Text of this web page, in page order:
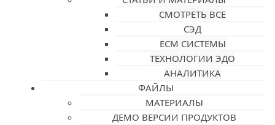
СМОТРЕТЬ ВСЕ
СЭД
ECM СИСТЕМЫ
ТЕХНОЛОГИИ ЭДО
АНАЛИТИКА
ФАЙЛЫ
МАТЕРИАЛЫ
ДЕМО ВЕРСИИ ПРОДУКТОВ